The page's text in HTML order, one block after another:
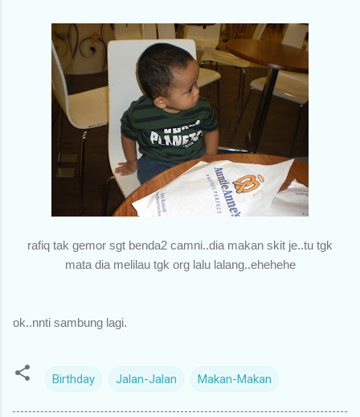
rafiq tak gemor sgt benda2 camni..dia makan skit je..tu tgk
mata dia melilau tgk org lalu lalang..ehehehe
ok..nnti sambung lagi.
Birthday Jalan-Jalan Makan-Makan